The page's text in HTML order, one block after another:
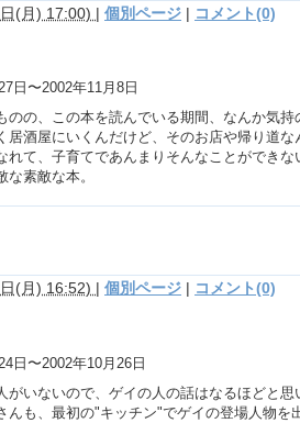
(月) 17:00) | 個別ページ | コメント(0)
日〜2002年11月8日
のの、この本を読んでいる期間、なんか気持
居酒屋にいくんだけど、そのお店や帰り道
れて、子育てであんまりそんなことができな
素敵な本。
(月) 16:52) | 個別ページ | コメント(0)
日〜2002年10月26日
がいないので、ゲイの人の話はなるほどと思
んも、最初の"キッチン"でゲイの登場人物を